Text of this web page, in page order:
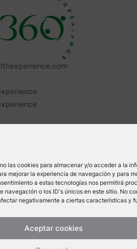
las cookies para almacenar y/o acceder a la
mejorar la experiencia de navegación y para
a estas tecnologías nos permitirá
navegación o los ID's únicos en este sitio. No
negativamente a ciertas características y
Aceptar cookies